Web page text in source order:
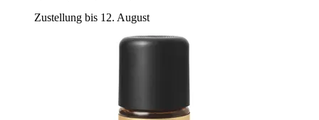
Zustellung bis 12. August